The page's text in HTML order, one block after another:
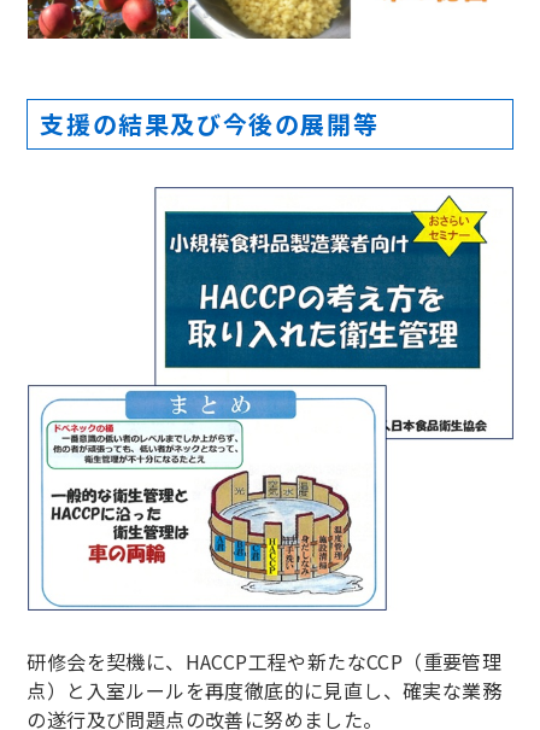
支援の結果及び今後の展開等
研修会を契機に、HACCP工程や新たなCCP（重要管理
点）と入室ルールを再度徹底的に見直し、確実な業務
の遂行及び問題点の改善に努めました。